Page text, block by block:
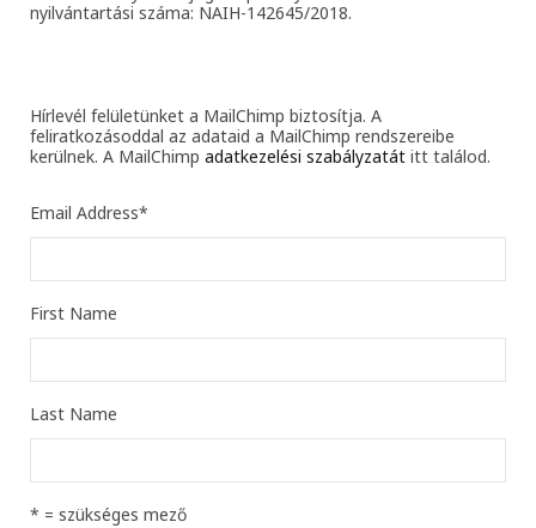
nyilvántartási száma: NAIH-142645/2018.
Hírlevél felületünket a MailChimp biztosítja. A
feliratkozásoddal az adataid a MailChimp rendszereibe
kerülnek. A MailChimp adatkezelési szabályzatát itt találod.
Email Address*
First Name
Last Name
* = szükséges mező